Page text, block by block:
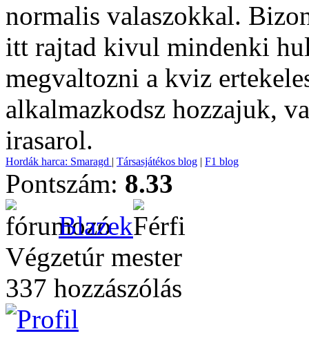
normalis valaszokkal.
itt rajtad kivul mindenki
megvaltozni a kviz
alkalmazkodsz hozzajuk,
irasarol.
Hordák harca: Smaragd | Társasjátékos blog | F1 blog
Pontszám: 8.33
Blazek
Végzetúr mester
337 hozzászólás